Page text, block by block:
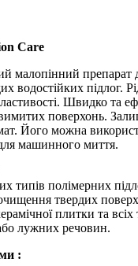
Care
малопінний препарат
водостійких підлог.
Швидко та
поверхонь.
Його можна
машинного миття.
типів полімерних
твердих
плитки та всіх
лужних речовин.
: